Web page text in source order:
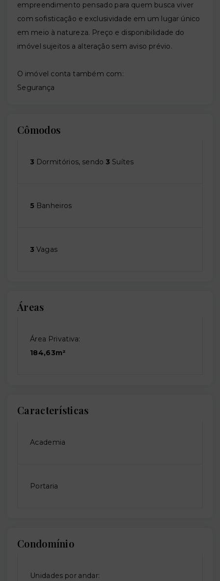
empreendimento pensado para quem busca viver
com sofisticação e exclusividade em um lugar único
em meio à natureza. Preço e disponibilidade do
imóvel sujeitos a alteração sem aviso prévio.
O imóvel conta também com:
Segurança
Cômodos
3 Dormitórios, sendo 3 Suítes
5 Banheiros
3 Vagas
Áreas
Área Privativa:
184,63m²
Características
Academia
Portaria
Condomínio
Unidades por andar: